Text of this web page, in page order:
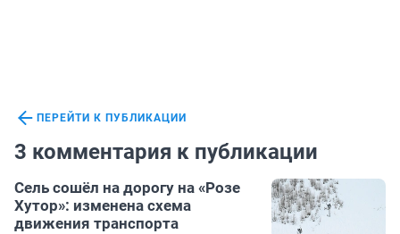
ПЕРЕЙТИ К ПУБЛИКАЦИИ
3 комментария к публикации
Сель сошёл на дорогу на «Розе
Хутор»: изменена схема
движения транспорта